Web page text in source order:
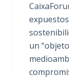
un